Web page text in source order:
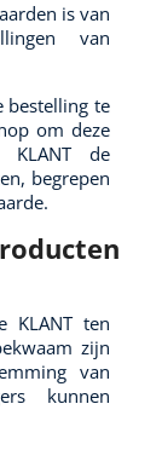
is van
van
bestelling te
om deze
KLANT de
begrepen
KLANT ten
zijn
van
kunnen